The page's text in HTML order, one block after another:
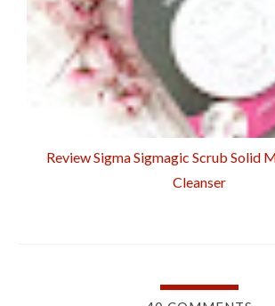
Review Sigma Sigmagic Scrub Solid
Cleanser